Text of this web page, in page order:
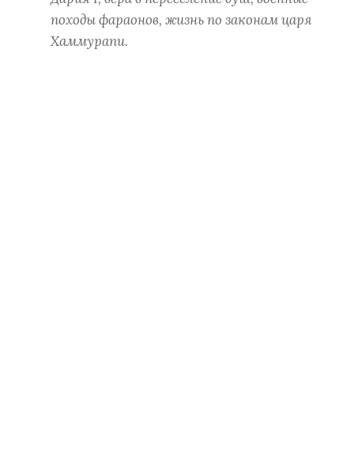
походы фараонов, жизнь по законам царя
Хаммурапи.